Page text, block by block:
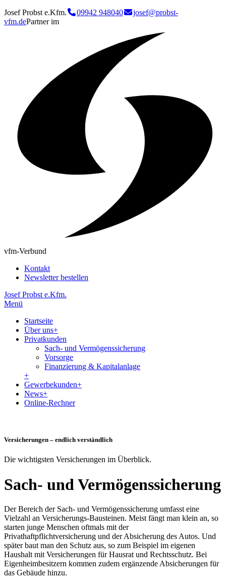
Josef Probst e.Kfm. 09942 948040
josef@probst-
vfm.dePartner im
vfm-Verbund
Kontakt
Newsletter bestellen
Josef Probst e.Kfm.
Menü
Startseite
Über uns+
Privatkunden
Sach- und Vermögenssicherung
Vorsorge
Finanzierung & Kapitalanlage
+
Gewerbekunden+
News+
Online-Rechner
Versicherungen – endlich verständlich
Die wichtigsten Versicherungen im Überblick.
Sach- und Vermögenssicherung
Der Bereich der Sach- und Vermögenssicherung umfasst eine
Vielzahl an Versicherungs-Bausteinen. Meist fängt man klein an, so
starten junge Menschen oftmals mit der
Privathaftpflichtversicherung und der Absicherung des Autos. Und
später baut man den Schutz aus, so zum Beispiel im eigenen
Haushalt mit Versicherungen für Hausrat und Rechtsschutz. Bei
Eigenheimbesitzern kommen zudem ergänzende Absicherungen für
das Gebäude hinzu.